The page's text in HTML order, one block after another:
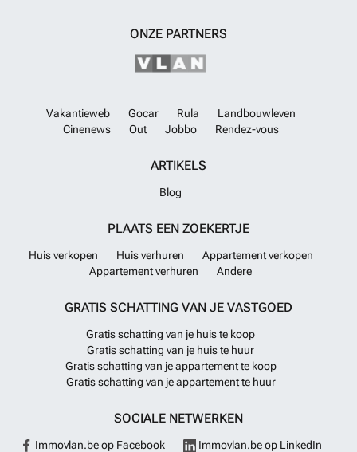
ONZE PARTNERS
Vakantieweb Gocar Rula
Landbouwleven
Cinenews
Out Jobbo Rendez-vous
ARTIKELS
Blog
PLAATS EEN ZOEKERTJE
Huis verkopen Huis verhuren
Appartement verkopen
Appartement verhuren
Andere
GRATIS SCHATTING VAN JE VASTGOED
Gratis schatting van je huis te koop
Gratis schatting van je huis te huur
Gratis schatting van je appartement te koop
Gratis schatting van je appartement te huur
SOCIALE NETWERKEN
Immovlan.be op Facebook Immovlan.be op LinkedIn